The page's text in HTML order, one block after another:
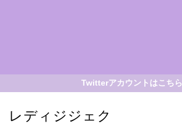
Twitterアカウントはこちら
レディジジェク